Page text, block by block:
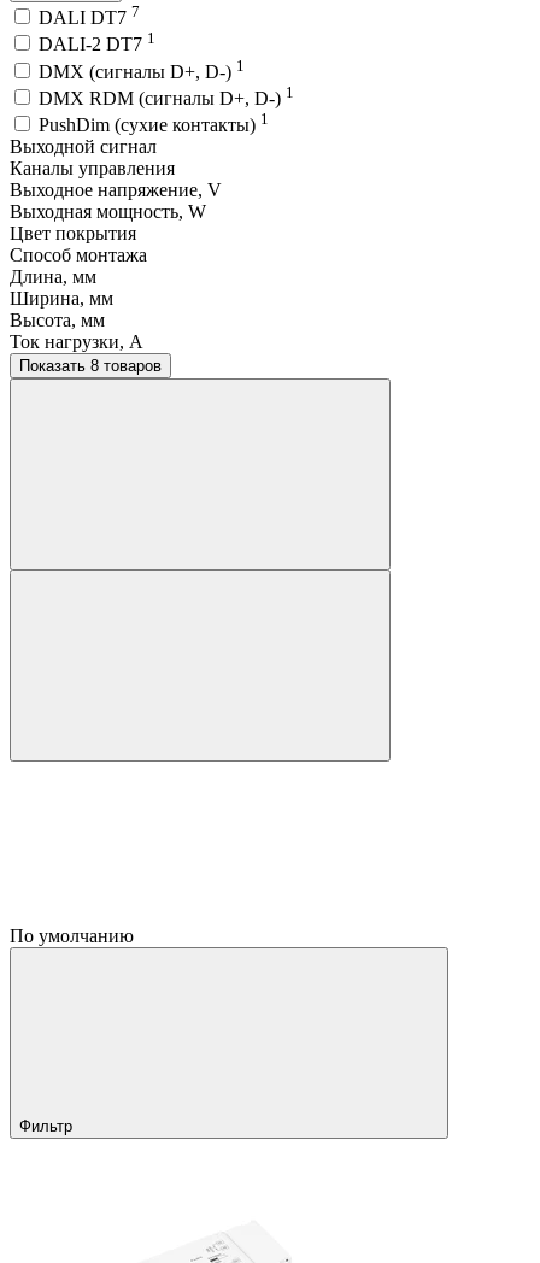
DALI DT7 7
DALI-2 DT7 1
DMX (сигналы D+, D-) 1
DMX RDM (сигналы D+, D-) 1
PushDim (сухие контакты) 1
Выходной сигнал
Каналы управления
Выходное напряжение, V
Выходная мощность, W
Цвет покрытия
Способ монтажа
Длина, мм
Ширина, мм
Высота, мм
Ток нагрузки, A
Показать 8 товаров
По умолчанию
Фильтр